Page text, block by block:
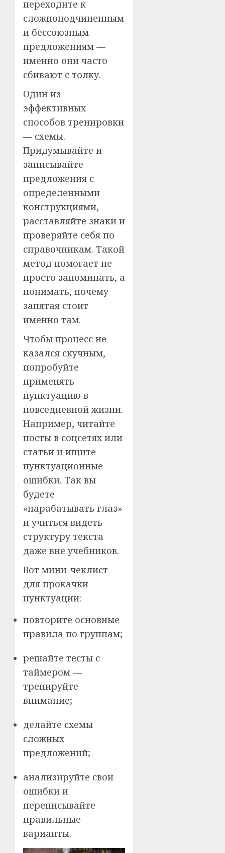
переходите к
сложноподчиненным
и бессоюзным
предложениям —
именно они часто
сбивают с толку.
Один из
эффективных
способов тренировки
— схемы.
Придумывайте и
записывайте
предложения с
определенными
конструкциями,
расставляйте знаки и
проверяйте себя по
справочникам. Такой
метод помогает не
просто запоминать, а
понимать, почему
запятая стоит
именно там.
Чтобы процесс не
казался скучным,
попробуйте
применять
пунктуацию в
повседневной жизни.
Например, читайте
посты в соцсетях или
статьи и ищите
пунктуационные
ошибки. Так вы
будете
«нарабатывать глаз»
и учиться видеть
структуру текста
даже вне учебников.
Вот мини-чеклист
для прокачки
пунктуации:
повторите основные
правила по группам;
решайте тесты с
таймером —
тренируйте
внимание;
делайте схемы
сложных
предложений;
анализируйте свои
ошибки и
переписывайте
правильные
варианты.